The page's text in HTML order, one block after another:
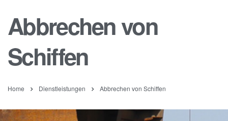
Abbrechen von
Schiffen
Home Dienstleistungen Abbrechen von Schiffen